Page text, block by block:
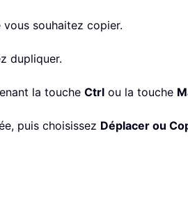
souhaitez copier.
dupliquer.
la touche Ctrl ou la touche
puis choisissez Déplacer ou